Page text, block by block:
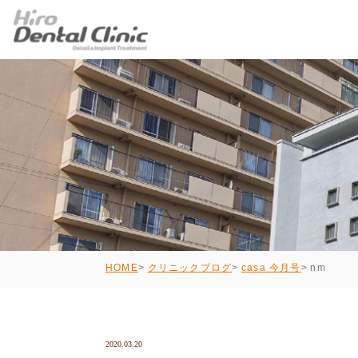
HOME クリニックブログ casa 今月号 nm
2020.03.20